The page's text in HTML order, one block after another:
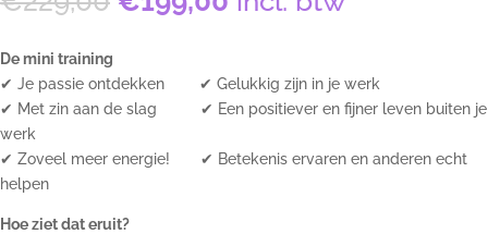
prijs
€229,00.€199,00.
De mini training
✔ Je passie ontdekken ✔ Gelukkig zijn in je werk
✔ Met zin aan de slag ✔ Een positiever en fijner leven buiten je
werk
✔ Zoveel meer energie! ✔ Betekenis ervaren en anderen echt
helpen
Hoe ziet dat eruit?